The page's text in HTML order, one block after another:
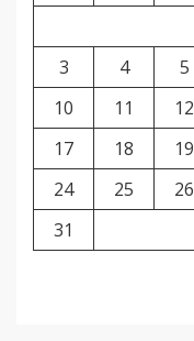
3
4 5
10
11 12
17
18 19
24
25 26
31